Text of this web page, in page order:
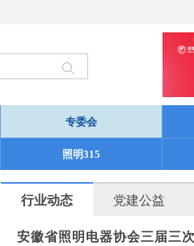
专委会
照明315
行业动态 党建公益
安徽省照明电器协会三届三